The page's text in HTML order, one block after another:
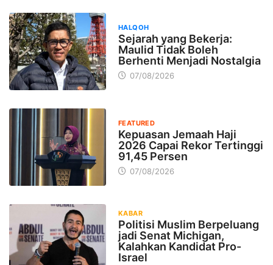
HALQOH
Sejarah yang Bekerja:
Maulid Tidak Boleh
Berhenti Menjadi Nostalgia
07/08/2026
FEATURED
Kepuasan Jemaah Haji
2026 Capai Rekor Tertinggi
91,45 Persen
07/08/2026
KABAR
Politisi Muslim Berpeluang
jadi Senat Michigan,
Kalahkan Kandidat Pro-
Israel